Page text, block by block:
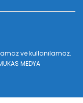
ve kullanılamaz.
MEDYA